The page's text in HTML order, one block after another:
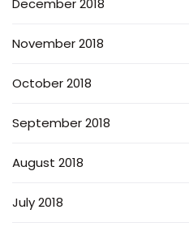
December 2018
November 2018
October 2018
September 2018
August 2018
July 2018